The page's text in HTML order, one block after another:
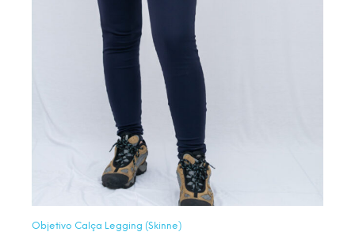
Objetivo Calça Legging (Skinne)